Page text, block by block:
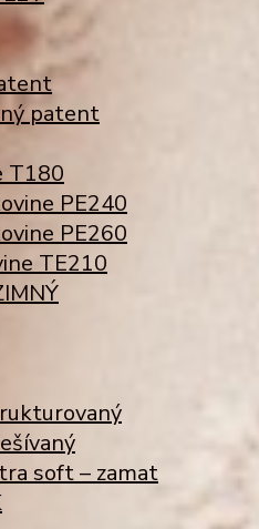
patent
T180
PE240
PE260
TE210
soft – zamat